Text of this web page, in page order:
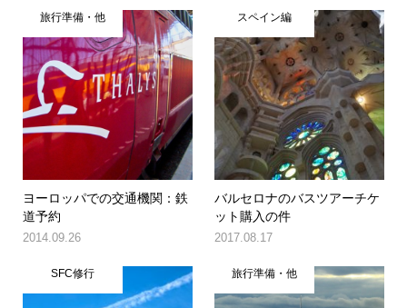
旅行準備・他
ヨーロッパでの交通機関：鉄
道予約
2014.09.26
スペイン編
バルセロナのバスツアーチケ
ット購入の件
2017.08.17
SFC修行 旅行準備・他